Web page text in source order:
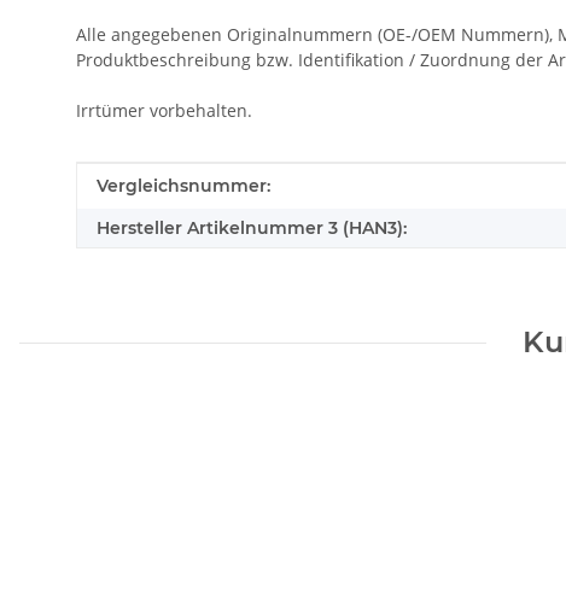
Alle angegebenen Originalnummern (OE-/OEM
Produktbeschreibung bzw. Identifikation / Zuordnung der
Irrtümer vorbehalten.
Produkteigenschaft
Wert
Vergleichsnummer:
Hersteller Artikelnummer 3 (HAN3):